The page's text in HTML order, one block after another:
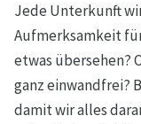
Jede Unterkunft
Aufmerksamkeit
etwas übersehen?
ganz einwandfrei?
damit wir alles